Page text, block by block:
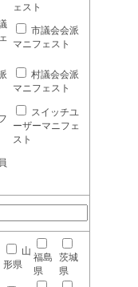
ェスト
市議会会派
マニフェスト
村議会会派
マニフェスト
スイッチユ
ーザーマニフェ
スト
山
形県
福島
県
茨城
県